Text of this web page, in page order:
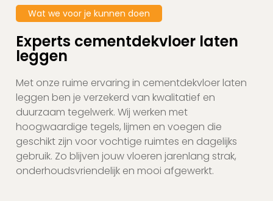
Wat we voor je kunnen doen
Experts cementdekvloer laten
leggen
Met onze ruime ervaring in cementdekvloer laten
leggen ben je verzekerd van kwalitatief en
duurzaam tegelwerk. Wij werken met
hoogwaardige tegels, lijmen en voegen die
geschikt zijn voor vochtige ruimtes en dagelijks
gebruik. Zo blijven jouw vloeren jarenlang strak,
onderhoudsvriendelijk en mooi afgewerkt.